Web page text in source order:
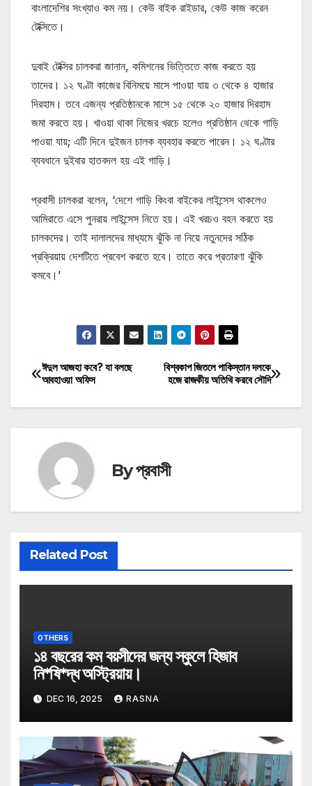
বাংলাদেশির সংখ্যাও কম নয়। কেউ বাইক রাইডার, কেউ কাজ করেন
টেক্সিতে।
দুবাই টেক্সির চালকরা জানান, কমিশনের ভিত্তিতে কাজ করতে হয়
তাদের। ১২ ঘণ্টা কাজের বিনিময়ে মাসে পাওয়া যায় ৩ থেকে ৪ হাজার
দিরহাম। তবে এজন্য প্রতিষ্ঠানকে মাসে ১৫ থেকে ২০ হাজার দিরহাম
জমা করতে হয়। খাওয়া থাকা নিজের খরচে হলেও প্রতিষ্ঠান থেকে গাড়ি
পাওয়া যায়; এটি দিনে দুইজন চালক ব্যবহার করতে পারেন। ১২ ঘণ্টার
ব্যবধানে দুইবার হাতবদল হয় এই গাড়ি।
প্রবাসী চালকরা বলেন, ‘দেশে গাড়ি কিংবা বাইকের লাইন্সেস থাকলেও
আমিরাতে এসে পুনরায় লাইন্সেস নিতে হয়। এই খরচও বহন করতে হয়
চালকদের। তাই দালালদের মাধ্যমে ঝুঁকি না নিয়ে নতুনদের সঠিক
প্রক্রিয়ায় দেশটিতে প্রবেশ করতে হবে। তাতে করে প্রতারণা ঝুঁকি
কমবে।’
Post
navigation
বিশ্বকাপ জিতলে পাকিস্তান দলকে
হজে রাজকীয় অতিথি করবে সৌদি
ঈদুল আজহা কবে? যা বলছে
আবহাওয়া অফিস
Byপ্রবাসী
Related Post
OTHERS
১৪ বছরের কম বয়সীদের জন্য স্কুলে হিজাব
নি*ষি*দ্ধ অস্ট্রিয়ায়।
DEC 16, 2025 RASNA